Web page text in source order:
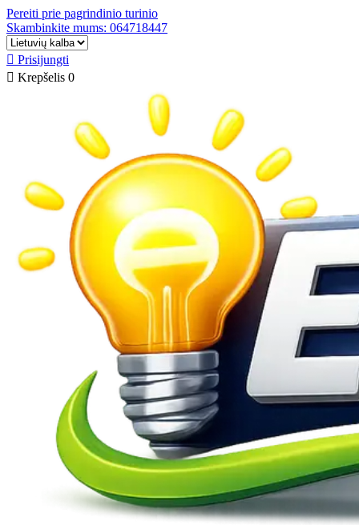
Pereiti prie pagrindinio turinio
Skambinkite mums: 064718447
 Prisijungti
 Krepšelis 0